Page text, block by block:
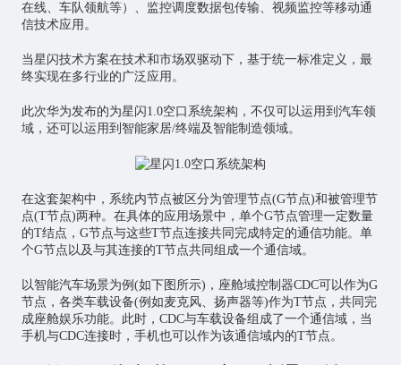
在线、车队领航等）、监控调度数据包传输、视频监控等移动通
信技术应用。
当星闪技术方案在技术和市场双驱动下，基于统一标准定义，最
终实现在多行业的广泛应用。
此次华为发布的为星闪1.0空口系统架构，不仅可以运用到汽车领
域，还可以运用到智能家居/终端及智能制造领域。
在这套架构中，系统内节点被区分为管理节点(G节点)和被管理节
点(T节点)两种。在具体的应用场景中，单个G节点管理一定数量
的T结点，G节点与这些T节点连接共同完成特定的通信功能。单
个G节点以及与其连接的T节点共同组成一个通信域。
以智能汽车场景为例(如下图所示)，座舱域控制器CDC可以作为G
节点，各类车载设备(例如麦克风、扬声器等)作为T节点，共同完
成座舱娱乐功能。此时，CDC与车载设备组成了一个通信域，当
手机与CDC连接时，手机也可以作为该通信域内的T节点。